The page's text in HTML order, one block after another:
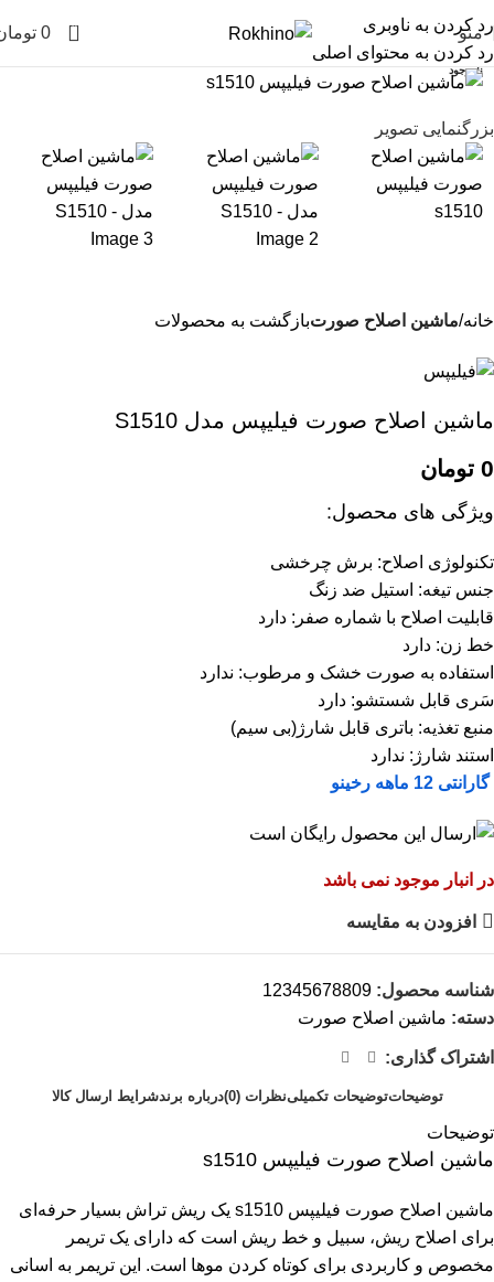
رد کردن به ناوبری
رد کردن به محتوای اصلی
منو 0
0
ناموجود
بزرگنمایی تصویر
خانه ماشین اصلاح صورتبازگشت به محصولات
ماشین اصلاح صورت فیلیپس مدل S1510
0 تومان
ویژگی های محصول:
تکنولوژی اصلاح: برش چرخشی
جنس تیغه: استیل ضد زنگ
قابلیت اصلاح با شماره صفر: دارد
خط زن: دارد
استفاده به صورت خشک و مرطوب: ندارد
سَری قابل شستشو: دارد
منبع تغذیه: باتری قابل شارژ(بی سیم)
استند شارژ: ندارد
گارانتی 12 ماهه رخینو
در انبار موجود نمی باشد
افزودن به مقایسه
شناسه محصول: 12345678809
دسته: ماشین اصلاح صورت
اشتراک گذاری:
توضیحاتتوضیحات تکمیلینظرات (0) درباره برندشرایط ارسال کالا
توضیحات
ماشین اصلاح صورت فیلیپس s1510
ماشین اصلاح صورت فیلیپس s1510 یک ریش تراش بسیار حرفه‌ای
برای اصلاح ریش، سبیل و خط ریش است که دارای یک تریمر
مخصوص و کاربردی برای کوتاه کردن موها است. این تریمر به اسانی